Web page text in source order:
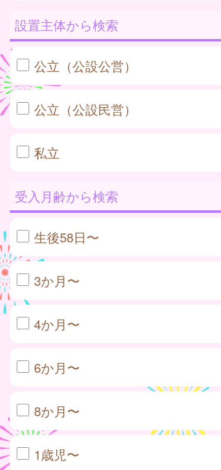
設置主体から検索
公立（公設公営）
公立（公設民営）
私立
受入月齢から検索
生後58日〜
3か月〜
4か月〜
6か月〜
8か月〜
1歳児〜